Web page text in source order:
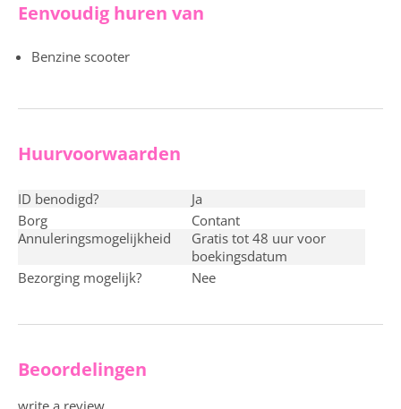
Eenvoudig huren van
Benzine scooter
Huurvoorwaarden
ID benodigd?
ja
Borg
contant
Annuleringsmogelijkheid
Gratis tot 48 uur voor
boekingsdatum
Bezorging mogelijk?
nee
Beoordelingen
write a review